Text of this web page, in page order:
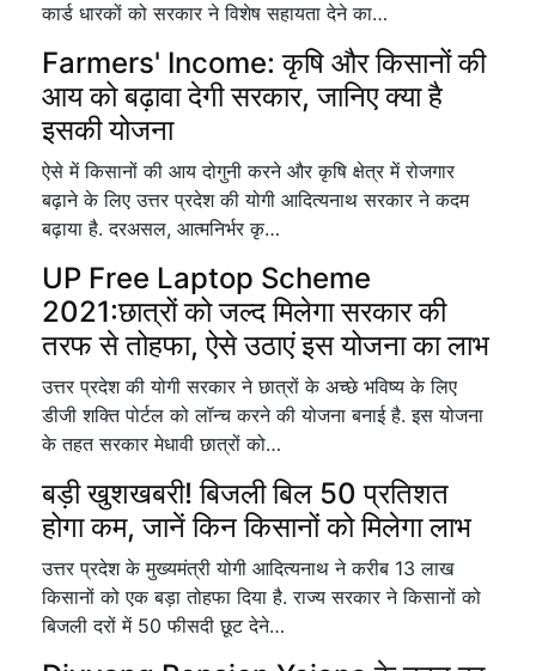
कार्ड धारकों को सरकार ने विशेष सहायता देने का…
Farmers' Income: कृषि और किसानों की
आय को बढ़ावा देगी सरकार, जानिए क्या है
इसकी योजना
ऐसे में किसानों की आय दोगुनी करने और कृषि क्षेत्र में रोजगार
बढ़ाने के लिए उत्तर प्रदेश की योगी आदित्यनाथ सरकार ने कदम
बढ़ाया है. दरअसल, आत्मनिर्भर कृ…
UP Free Laptop Scheme
2021:छात्रों को जल्द मिलेगा सरकार की
तरफ से तोहफा, ऐसे उठाएं इस योजना का लाभ
उत्तर प्रदेश की योगी सरकार ने छात्रों के अच्छे भविष्य के लिए
डीजी शक्ति पोर्टल को लॉन्च करने की योजना बनाई है. इस योजना
के तहत सरकार मेधावी छात्रों को…
बड़ी खुशखबरी! बिजली बिल 50 प्रतिशत
होगा कम, जानें किन किसानों को मिलेगा लाभ
उत्तर प्रदेश के मुख्यमंत्री योगी आदित्यनाथ ने करीब 13 लाख
किसानों को एक बड़ा तोहफा दिया है. राज्य सरकार ने किसानों को
बिजली दरों में 50 फीसदी छूट देने…